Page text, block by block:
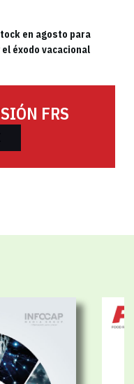
en agosto para
éxodo vacacional
FRS